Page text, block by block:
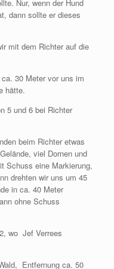
Nur, wenn der Hund
dann sollte er dieses
mit dem Richter auf die
30 Meter vor uns im
hätte.
5 und 6 bei Richter
beim Richter etwas
viel Dornen und
eine Markierung,
drehten wir uns um 45
in ca. 40 Meter
ohne Schuss
wo Jef Verrees
Entfernung ca. 50